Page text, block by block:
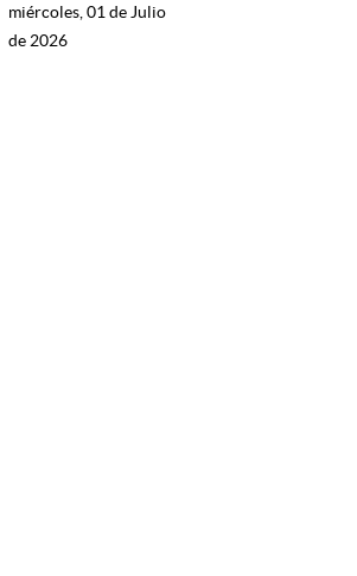
miércoles, 01 de Julio
de 2026